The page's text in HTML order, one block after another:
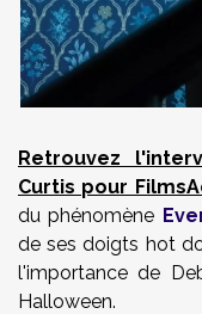
Retrouvez
Curtis pour
du phénomène
de ses doigts hot
l'importance de
Halloween.